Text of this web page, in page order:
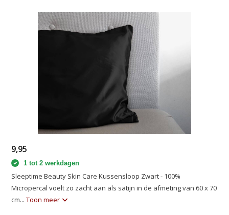
9,95
1 tot 2 werkdagen
Sleeptime Beauty Skin Care Kussensloop Zwart - 100%
Micropercal voelt zo zacht aan als satijn in de afmeting van 60 x 70
cm...Toon meer